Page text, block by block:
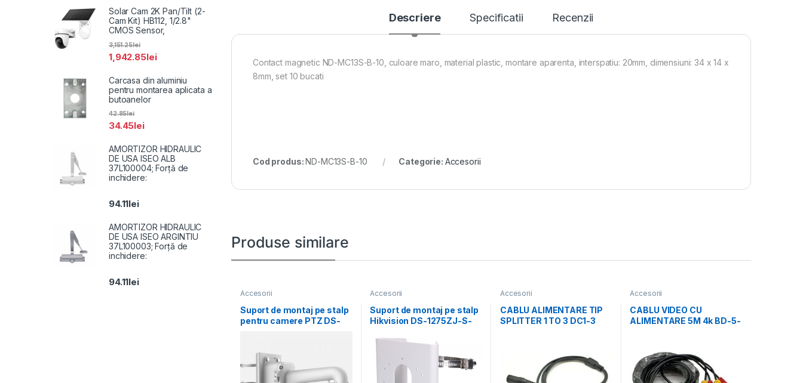
Descriere Specificatii Recenzii
Contact magnetic ND-MC13S-B-10, culoare maro, material plastic, montare aparenta, interspatiu: 20mm, dimensiuni: 34 x 14 x
8mm, set 10 bucati
Cod produs:ND-MC13S-B-10 Categorie: Accesorii
Produse similare
Accesorii
Suport de montaj pe stalp
pentru camere PTZ DS-
Accesorii
Suport de montaj pe stalp
Hikvision DS-1275ZJ-S-
Accesorii
CABLU ALIMENTARE TIP
SPLITTER 1 TO 3 DC1-3
Accesorii
CABLU VIDEO CU
ALIMENTARE 5M 4k BD-5-
Solar Cam 2K Pan/Tilt (2-
Cam Kit) HB112, 1/2.8"
CMOS Sensor,
1,942.85lei
3,151.25lei
Carcasa din aluminiu
pentru montarea aplicata a
butoanelor
34.45lei
42.85lei
AMORTIZOR HIDRAULIC
DE USA ISEO ALB
37L100004; Forță de
inchidere:
94.11lei
AMORTIZOR HIDRAULIC
DE USA ISEO ARGINTIU
37L100003; Forță de
inchidere:
94.11lei